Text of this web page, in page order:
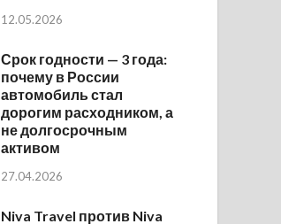
12.05.2026
Срок годности — 3 года:
почему в России
автомобиль стал
дорогим расходником, а
не долгосрочным
активом
27.04.2026
Niva Travel против Niva